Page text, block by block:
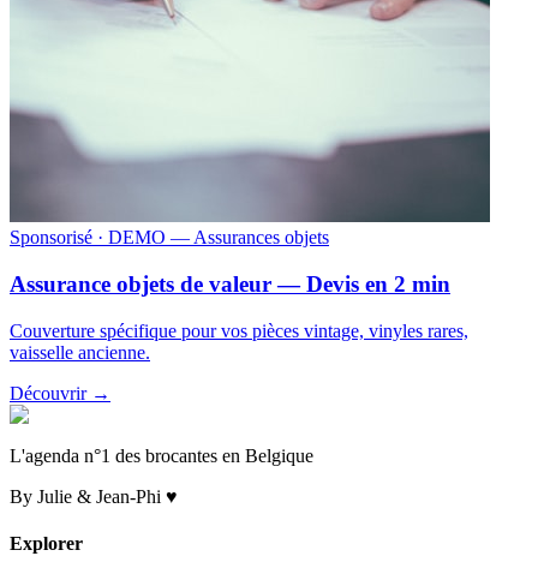
Sponsorisé · DEMO — Assurances objets
Assurance objets de valeur — Devis en 2 min
Couverture spécifique pour vos pièces vintage, vinyles rares,
vaisselle ancienne.
Découvrir →
L'agenda n°1 des brocantes en Belgique
By Julie & Jean-Phi ♥
Explorer